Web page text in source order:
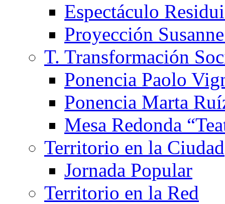
Espectáculo
Proyección
T. Transformación
Ponencia Paolo
Ponencia Marta
Mesa Redonda
Territorio en la Ciudad
Jornada Popular
Territorio en la Red